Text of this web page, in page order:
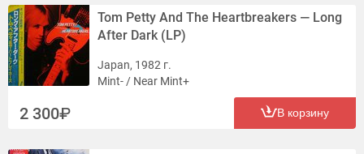
Tom Petty And The Heartbreakers — Long
After Dark (LP)
Japan, 1982 г.
Mint- / Near Mint+
2 300 В корзину